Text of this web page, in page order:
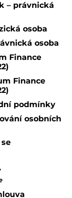
– právnická
osoba
osoba
Finance
Finance
podmínky
osobních